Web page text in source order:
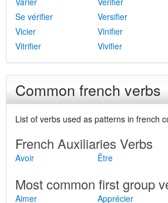
Se vérifier
Versifier
Vicier
Vinifier
Vitrifier
Vivifier
Common french verbs
List of verbs used as patterns in french
French Auxiliaries Verbs
Avoir Être
Most common first group
Aimer
Apprécier